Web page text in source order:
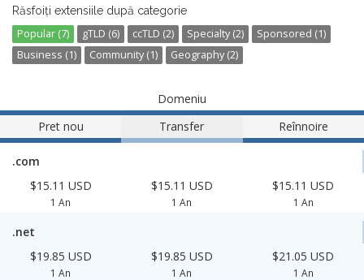
Răsfoiți extensiile după categorie
Popular (7) gTLD (6) ccTLD (2) Specialty (2)
Sponsored (1)
Business (1)
Community (1) Geography (2)
Domeniu
Pret nou
Transfer Reînnoire
.com
$15.11 USD
1 An
$15.11 USD
1 An
$15.11 USD
1 An
.net
$19.85 USD
1 An
$19.85 USD
1 An
$21.05 USD
1 An